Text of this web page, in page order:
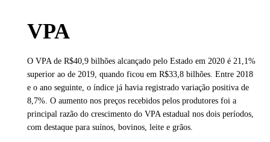
VPA
O VPA de R$40,9 bilhões alcançado pelo Estado em 2020 é 21,1%
superior ao de 2019, quando ficou em R$33,8 bilhões. Entre 2018
e o ano seguinte, o índice já havia registrado variação positiva de
8,7%. O aumento nos preços recebidos pelos produtores foi a
principal razão do crescimento do VPA estadual nos dois períodos,
com destaque para suínos, bovinos, leite e grãos.